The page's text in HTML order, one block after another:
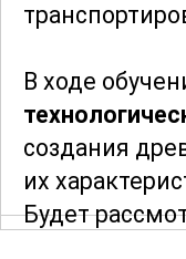
В ходе
создания
их
Будет